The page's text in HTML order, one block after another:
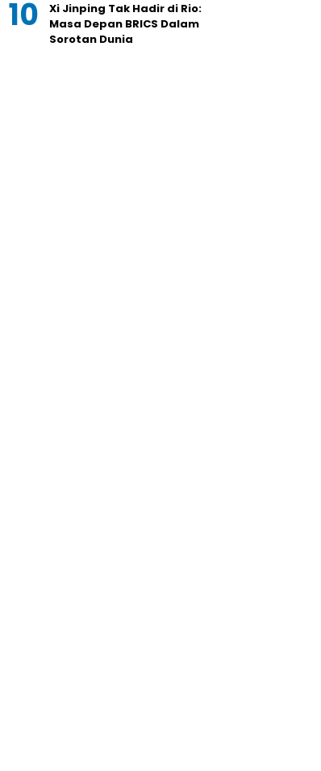
Xi Jinping Tak Hadir di Rio:
Masa Depan BRICS Dalam
Sorotan Dunia